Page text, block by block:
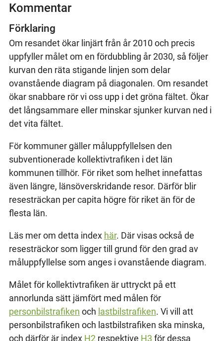
Kommentar
Förklaring
Om resandet ökar linjärt från år 2010 och precis
uppfyller målet om en fördubbling år 2030, så följer
kurvan den räta stigande linjen som delar
ovanstående diagram på diagonalen. Om resandet
ökar snabbare rör vi oss upp i det gröna fältet. Ökar
det långsammare eller minskar sjunker kurvan ned i
det vita fältet.
För kommuner gäller måluppfyllelsen den
subventionerade kollektivtrafiken i det län
kommunen tillhör. För riket som helhet innefattas
även längre, länsöverskridande resor. Därför blir
resesträckan per capita högre för riket än för de
flesta län.
Läs mer om detta index här. Där visas också de
resesträckor som ligger till grund för den grad av
måluppfyllelse som anges i ovanstående diagram.
Målet för kollektivtrafiken är uttryckt på ett
annorlunda sätt jämfört med målen för
personbilstrafiken och lastbilstrafiken. Vi vill att
personbilstrafiken och lastbilstrafiken ska minska,
och därför är index H2respektive H3 för dessa